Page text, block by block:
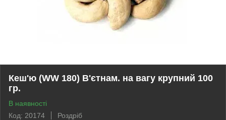
Кеш'ю (WW 180) В'єтнам. на вагу крупний 100
гр.
В наявності
Код: 20174
Роздріб